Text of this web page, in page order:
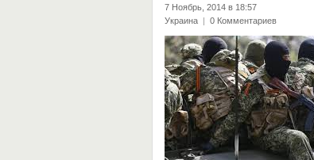
7 Ноябрь, 2014 в 18:57
Украина
| 0 Комментариев